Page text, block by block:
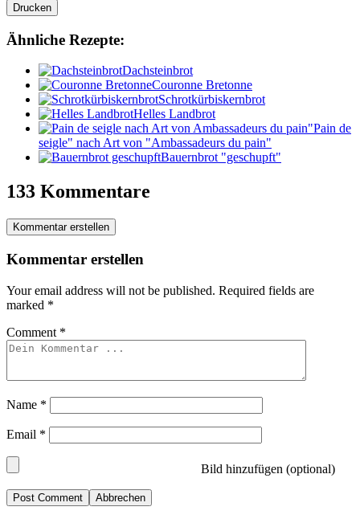
Drucken
Ähnliche Rezepte:
Dachsteinbrot
Couronne Bretonne
Schrotkürbiskernbrot
Helles Landbrot
"Pain de
seigle" nach Art von "Ambassadeurs du pain"
Bauernbrot "geschupft"
133 Kommentare
Kommentar erstellen
Kommentar erstellen
Your email address will not be published. Required fields are
marked *
Comment *
Name *
Email *
Bild hinzufügen (optional)
Abbrechen